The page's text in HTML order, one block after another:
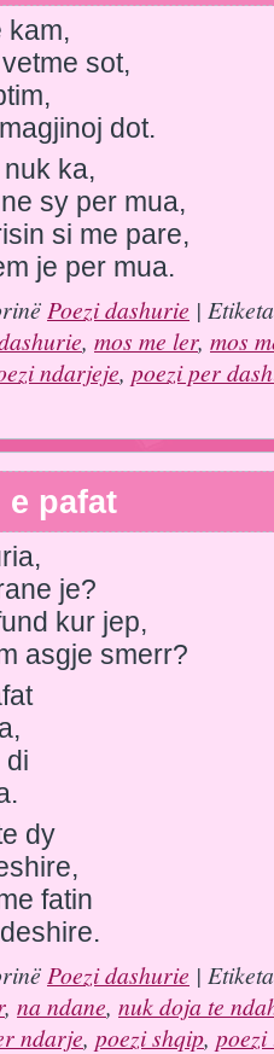
kam,
sot,
dot.
ka,
sy per mua,
si me pare,
je per mua.
Poezi dashurie |
, mos me ler, mos
ndarjeje, poezi per
e pafat
je?
kur jep,
asgje smerr?
di
dy
fatin
Poezi dashurie |
, na ndane, nuk doja te
ndarje, poezi shqip,